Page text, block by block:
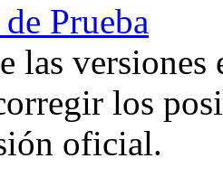
Prueba
las
los
oficial.